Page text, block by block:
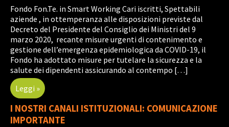
Fondo Fon.Te. in Smart Working Cari iscritti, Spettabili
aziende , in ottemperanza alle disposizioni previste dal
Decreto del Presidente del Consiglio dei Ministri del 9
marzo 2020, recante misure urgenti di contenimento e
gestione dell’emergenza epidemiologica da COVID-19, il
Fondo ha adottato misure per tutelare la sicurezza e la
salute dei dipendenti assicurando al contempo […]
Leggi »
I NOSTRI CANALI ISTITUZIONALI: COMUNICAZIONE
IMPORTANTE